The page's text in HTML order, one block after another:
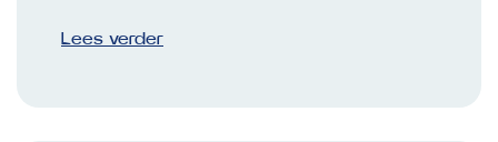
Lees verder